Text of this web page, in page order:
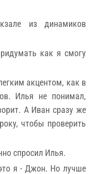
из динамиков
как я смогу
акцентом, как в
Илья не понимал,
А Иван сразу же
чтобы проверить
спросил Илья.
я - Джон. Но лучше